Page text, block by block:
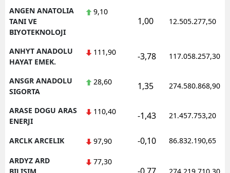
ANGEN ANATOLIA
TANI VE
BIYOTEKNOLOJI
9,10
1,00 12.505.277,50
ANHYT ANADOLU
HAYAT EMEK.
111,90 -3,78 117.058.257,30
ANSGR ANADOLU
SIGORTA
28,60 1,35 274.580.868,90
ARASE DOGU ARAS
ENERJI
110,40 -1,43 21.457.753,20
ARCLK ARCELIK 97,90 -0,10 86.832.190,65
ARDYZ ARD
77,30